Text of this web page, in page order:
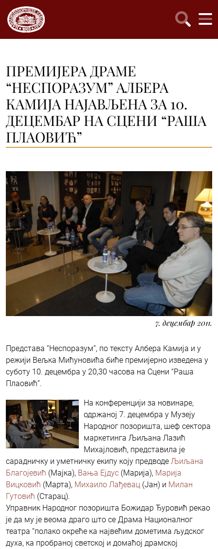
ПРЕМИЈЕРА ДРАМЕ
“НЕСПОРАЗУМ” АЛБЕРА
КАМИЈА НАЈАВЉЕНА ЗА 10.
ДЕЦЕМБАР НА СЦЕНИ “РАША
ПЛАОВИЋ”
7. децембар 2011.
Представа “Неспоразум”, по тексту Албера Камија и у
режији Вељка Мићуновића биће премијерно изведена у
суботу 10. децембра у 20,30 часова на Сцени “Раша
Плаовић”.
На конференцији за новинаре,
одржаној 7. децембра у Музеју
Народног позоришта, шеф сектора
маркетинга Љиљана Лазић
Михајловић, представила је
сарадничку и уметничку екипу коју предводе Љиљанa
Благојевић (Мајка), Вањa Ејдус (Марија), Маријa
Вицковић (Марта), Михаилo Лађевaц (Јан) и Милан
Гутовић (Старац).
Управник Народног позоришта Божидар Ђуровић рекао
је да му је веома драго што се Драма Националног
театра “полако окреће ка највећим дометима људског
духа, ка пробраној светској и домаћој драмској